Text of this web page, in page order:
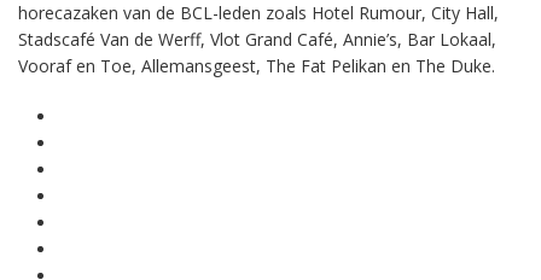
horecazaken van de BCL-leden zoals Hotel Rumour, City Hall,
Stadscafé Van de Werff, Vlot Grand Café, Annie’s, Bar Lokaal,
Vooraf en Toe, Allemansgeest, The Fat Pelikan en The Duke.